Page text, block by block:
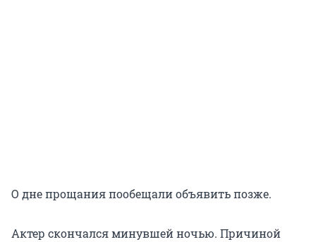
О дне прощания пообещали объявить позже.
Актер скончался минувшей ночью. Причиной